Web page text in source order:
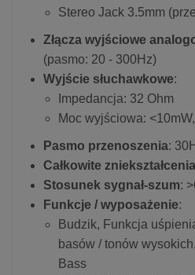
Stereo Jack 3.5mm
Złącza wyjściowe
(pasmo: 20 - 300Hz)
Wyjście słuchawkowe:
Impedancja: 32 Ohm
Moc wyjściowa:
Pasmo przenoszenia:
Całkowite
Stosunek sygnał-szum:
Funkcje / wyposażenie:
Budzik, Funkcja
basów / tonów
Bass